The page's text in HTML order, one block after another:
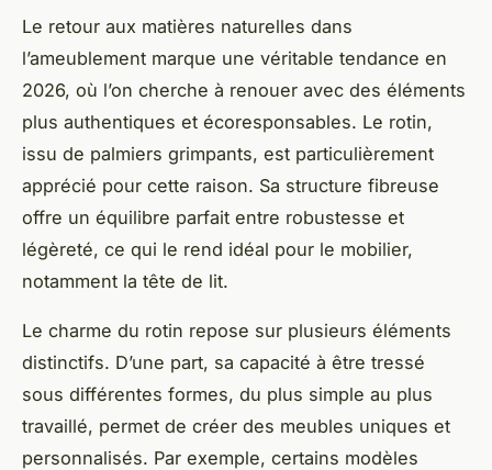
Le retour aux matières naturelles dans
l’ameublement marque une véritable tendance en
2026, où l’on cherche à renouer avec des éléments
plus authentiques et écoresponsables. Le rotin,
issu de palmiers grimpants, est particulièrement
apprécié pour cette raison. Sa structure fibreuse
offre un équilibre parfait entre robustesse et
légèreté, ce qui le rend idéal pour le mobilier,
notamment la tête de lit.
Le charme du rotin repose sur plusieurs éléments
distinctifs. D’une part, sa capacité à être tressé
sous différentes formes, du plus simple au plus
travaillé, permet de créer des meubles uniques et
personnalisés. Par exemple, certains modèles